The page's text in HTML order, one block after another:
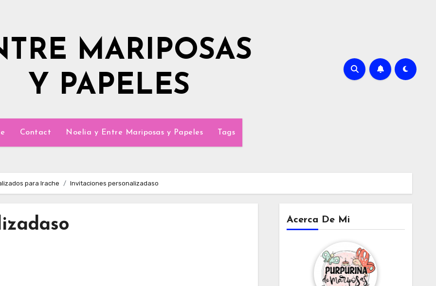
MARIPOSAS
Y PAPELES
Contact Noelia y Entre Mariposas y Papeles Tags
para Irache Invitaciones personalizadaso
Acerca De Mi